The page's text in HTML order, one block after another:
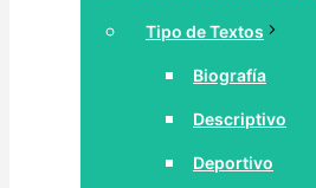
Tipo de Textos
Biografía
Descriptivo
Deportivo